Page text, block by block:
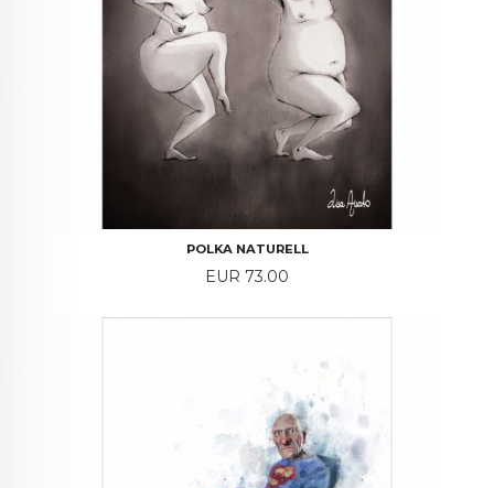
POLKA NATURELL
Price
EUR 73.00